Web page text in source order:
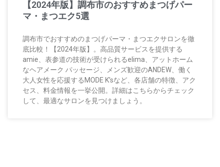
【2024年版】調布市のおすすめまつげパー
マ・まつエク5選
調布市でおすすめのまつげパーマ・まつエクサロンを徹
底比較！【2024年版】。高品質サービスを提供する
amie、表参道の技術が受けられるelima、アットホーム
なヘアメーク パッセージ、メンズ歓迎のANDEW、働く
大人女性を応援するMODE K’sなど、各店舗の特徴、アク
セス、料金情報を一挙公開。詳細はこちらからチェック
して、最適なサロンを見つけましょう。